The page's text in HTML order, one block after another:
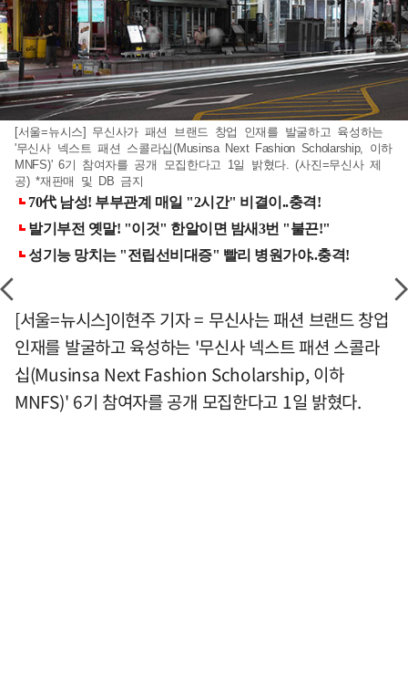
[서울=뉴시스] 무신사가 패션 브랜드 창업 인재를 발굴하고 육성하는
'무신사 넥스트 패션 스콜라십(Musinsa Next Fashion Scholarship, 이하
MNFS)' 6기 참여자를 공개 모집한다고 1일 밝혔다. (사진=무신사 제
공) *재판매 및 DB 금지
[서울=뉴시스]이현주 기자 = 무신사는 패션 브랜드 창업
인재를 발굴하고 육성하는 '무신사 넥스트 패션 스콜라
십(Musinsa Next Fashion Scholarship, 이하
MNFS)' 6기 참여자를 공개 모집한다고 1일 밝혔다.